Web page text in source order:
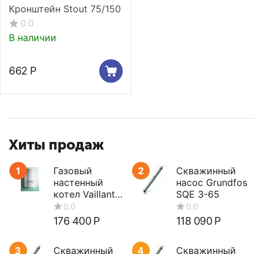
Кронштейн Stout 75/150
0.0
В наличии
662 Р
Хиты продаж
1
Газовый
настенный
котел Vaillant
turboTEC plus
VUW 362/5-5
176 400 Р
2
Скважинный
насос Grundfos
SQE 3-65
118 090 Р
3 Скважинный 4 Скважинный